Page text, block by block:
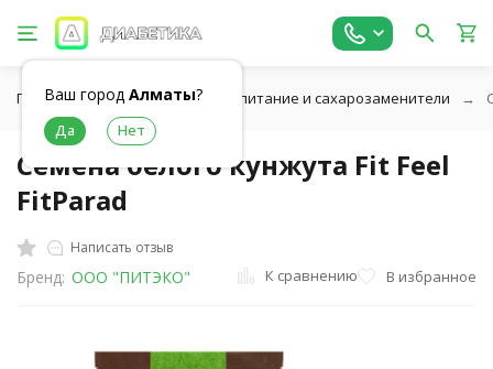
Ваш город Алматы?
Главная Низкоуглеводное питание и сахарозаменители
Семена белого кунжута Fit Feel
FitParad
Написать отзыв
Бренд: ООО "ПИТЭКО" К сравнению В избранное